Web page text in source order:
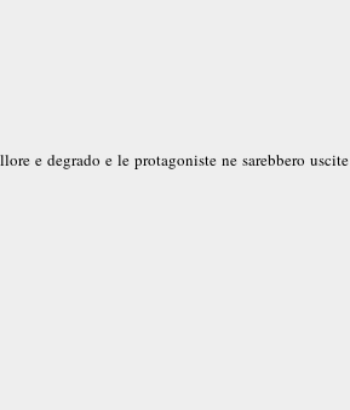
e degrado e le protagoniste ne sarebbero uscite